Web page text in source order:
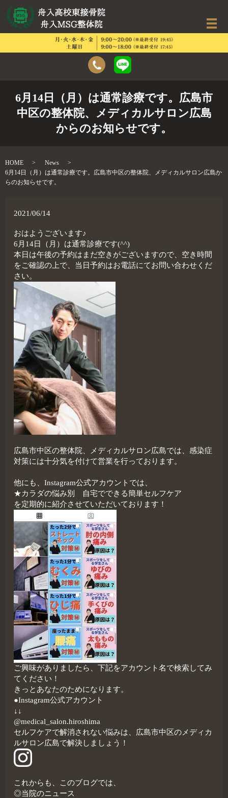
6月14日（月）は通常診療です。広島市
中区の整体院、メディカルサロン広島
からのお知らせです。
HOME
News
6月14日（月）は通常診療です。広島市中区の整体院、メディカルサロン広島か
らのお知らせです。
2021/06/14
おはようございます♪
6月14日（月）は通常診療です(^^)
本日は午後の予約はまだ空きがございますので、空き時間
をご確認の上で、当日予約はお電話にてお問い合わせくだ
さい。
広島市中区の整体院、メディカルサロン広島では、感染症
対策には十分気を付けて営業を行っております。
他にも、Instagram公式アカウントでは、
★カラダの悩み別 自宅でできる簡単セルフケア
を定期的に紹介させていただいております！
ご興味がありましたら、下記をアカウント名で検索してみ
てください！
きっとあなたのためになります。
●Instagram公式アカウント
↓↓
@medical_salon.hiroshima
セルフケアで解消されない悩みは、広島市中区のメディカ
ルサロン広島で解決しましょう！
これからも、このブログでは、
◎当院のニュース